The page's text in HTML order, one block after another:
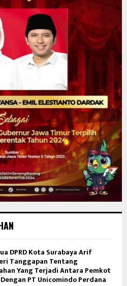
DPRD Kota Surabaya Arif
Tanggapan Tentang
Yang Terjadi Antara Pemkot
PT Unicomindo Perdana